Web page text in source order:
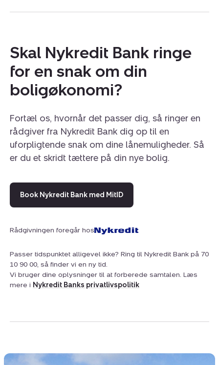
Skal Nykredit Bank ringe
for en snak om din
boligøkonomi?
Fortæl os, hvornår det passer dig, så ringer en
rådgiver fra Nykredit Bank dig op til en
uforpligtende snak om dine lånemuligheder. Så
er du et skridt tættere på din nye bolig.
Book Nykredit Bank med MitID
Rådgivningen foregår hos
Passer tidspunktet alligevel ikke? Ring til Nykredit Bank på 70
10 90 00, så finder vi en ny tid.
Vi bruger dine oplysninger til at forberede samtalen. Læs
mere i Nykredit Banks privatlivspolitik